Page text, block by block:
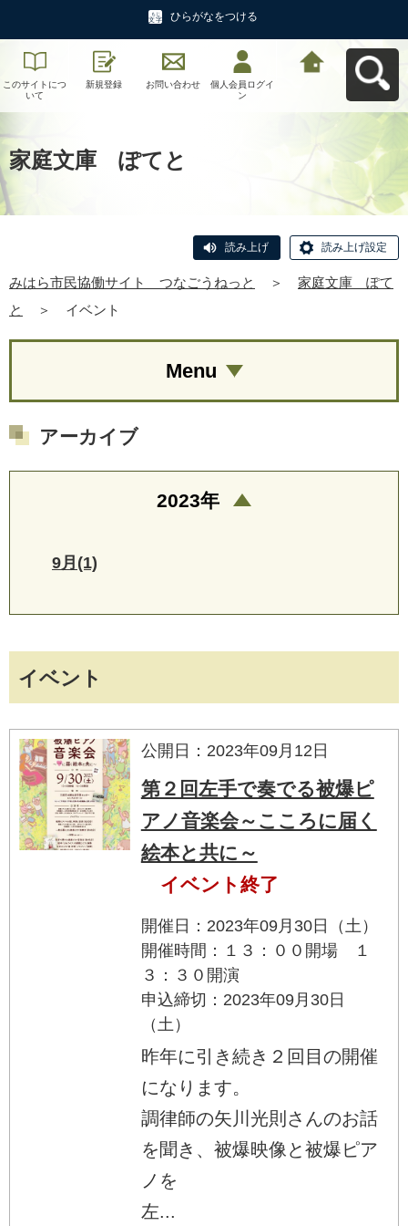
ひらがなをつける
このサイトにつ
いて
新規登録 お問い合わせ
個人会員ログイ
ン
家庭文庫 ぽてと
読み上げ 読み上げ設定
みはら市民協働サイト つなごうねっと ＞
家庭文庫 ぽて
と
＞ イベント
イベント
公開日：2023年09月12日
第２回左手で奏でる被爆ピ
アノ音楽会～こころに届く
絵本と共に～
イベント終了
開催日：2023年09月30日（土）
開催時間：１３：００開場 １
３：３０開演
申込締切：2023年09月30日
（土）
昨年に引き続き２回目の開催
になります。
調律師の矢川光則さんのお話
を聞き、被爆映像と被爆ピア
ノを
左...
Menu
アーカイブ
2023年
9月(1)